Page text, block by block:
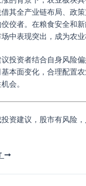
其全产业链布局、政
佼者。在粮食安全和
中表现突出，成为农业
投资者结合自身风险
本面变化，合理配置
会。
投资建议，股市有风险，